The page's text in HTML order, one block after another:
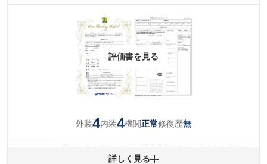
評価書を見る
外装4内装4機関正常修復歴無
コミが残っています。
詳しく見る